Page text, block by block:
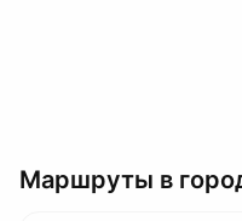
Маршруты в